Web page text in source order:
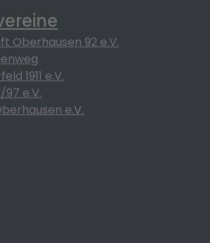
Oberhausen 92 e.V.
1911 e.V.
97 e.V.
e.V.